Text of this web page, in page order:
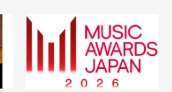
powered by USEN」を
実施